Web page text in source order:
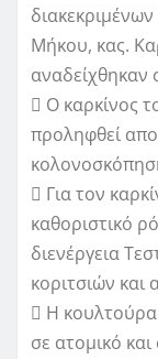
Μήκου, κας.
αναδείχθηκαν
 Ο καρκίνος
προληφθεί
 Για τον
καθοριστικό
διενέργεια
κοριτσιών και
 Η κουλτούρα
σε ατομικό